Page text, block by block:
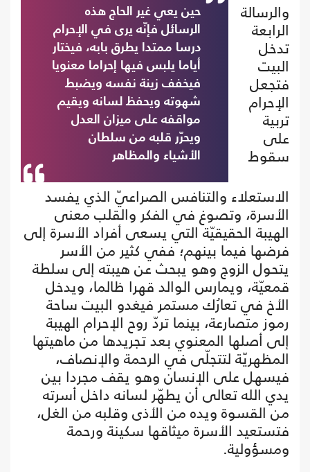
حين يعي غير الحاج هذه
الرسائل فإنّه يرى في الإحرام
درسا ممتدا يطرق بابه، فيختار
أياما يلبس فيها إحراما معنويا
فيخفف زينة نفسه ويضبط
شهوته ويحفظ لسانه ويقيم
مواقفه على ميزان العدل
ويحرّر قلبه من سلطان
الأشياء والمظاهر
والرسالة
الرابعة
تدخل
البيت
فتجعل
الإحرام
تربية
على
سقوط
الاستعلاء والتنافس الصراعيّ الذي يفسد
الأسرة، وتصوغ في الفكر والقلب معنى
الهيبة الحقيقيّة التي يسعى أفراد الأسرة إلى
فرضها فيما بينهم؛ ففي كثير من الأسر
يتحول الزوج وهو يبحث عن هيبته إلى سلطة
قمعيّة، ويمارس الوالد قهرا ظالما، ويدخل
الأخ في تعارُك مستمر فيغدو البيت ساحة
رموز متصارعة، بينما تردّ روح الإحرام الهيبة
إلى أصلها المعنوي بعد تجريدها من ماهيتها
المظهريّة لتتجلّى في الرحمة والإنصاف،
فيسهل على الإنسان وهو يقف مجردا بين
يدي الله تعالى أن يطهّر لسانه داخل أسرته
من القسوة ويده من الأذى وقلبه من الغل،
فتستعيد الأسرة ميثاقها سكينة ورحمة
ومسؤولية.